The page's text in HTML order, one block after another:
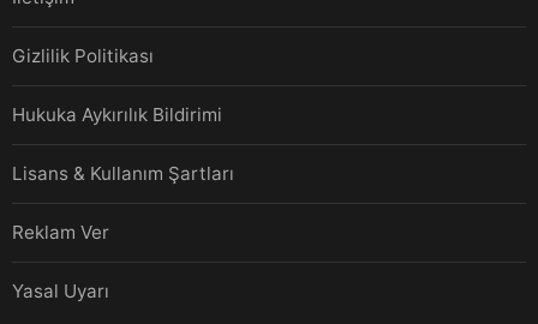
Gizlilik Politikası
Hukuka Aykırılık Bildirimi
Lisans & Kullanım Şartları
Reklam Ver
Yasal Uyarı